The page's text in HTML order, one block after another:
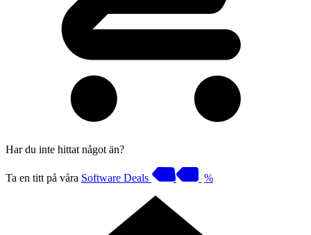
Har du inte hittat något än?
Ta en titt på våra Software Deals %